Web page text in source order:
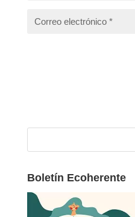
Boletín Ecoherente